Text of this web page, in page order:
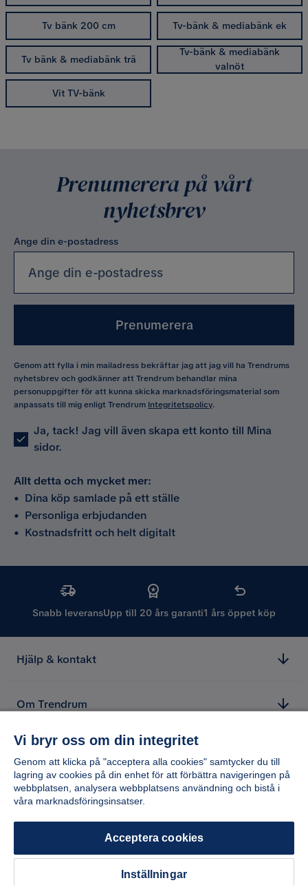
Tv bänk 200 cm Tv-bänk & mediabänk ek
Tv bänk & mediabänk trä
Tv-bänk & mediabänk
valnöt
Vit TV-bänk
Prenumerera på vårt
nyhetsbrev
Ange din e-postadress
Prenumerera
Genom att fylla i min mailadress bekräftar jag att jag vill ha Trendrums
nyhetsbrev och godkänner att Trendrum behandlar mina
personuppgifter för att kunna skicka marknadsföringsmaterial som
anpassats till mig enligt Trendrum Integritetspolicy.
Ja, tack! Jag vill även skapa ett konto till Mina
sidor.
Allt detta och mycket mer:
• Dina köp samlade på ett ställe
• Personliga erbjudanden
• Kostnadsfritt och helt digitalt
Snabb leveransUpp till 20 års garanti1 års öppet köp
Hjälp & kontakt
Om Trendrum
Vi bryr oss om din integritet
Genom att klicka på "acceptera alla cookies" samtycker du till
lagring av cookies på din enhet för att förbättra navigeringen på
webbplatsen, analysera webbplatsens användning och bistå i
våra marknadsföringsinsatser.
Acceptera cookies
Inställningar